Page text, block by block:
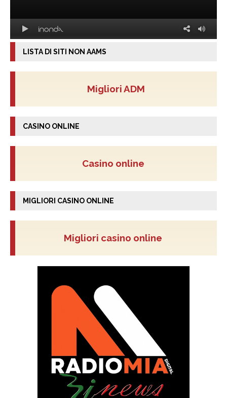
LISTA DI SITI NON AAMS
Migliori ADM
CASINO ONLINE
Casino online
MIGLIORI CASINO ONLINE
Migliori casino online